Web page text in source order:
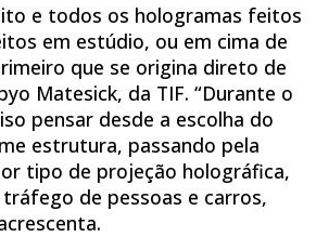
e todos os hologramas feitos
em estúdio, ou em cima de
que se origina direto de
Matesick, da TIF. “Durante o
pensar desde a escolha do
estrutura, passando pela
tipo de projeção holográfica,
de pessoas e carros,